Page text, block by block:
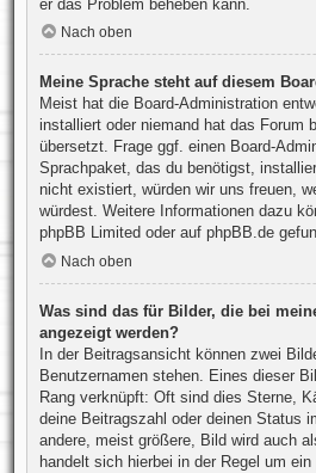
er das Problem beheben kann.
Nach oben
Meine Sprache steht auf diesem
Meist hat die Board-Administration
installiert oder niemand hat das Forum
übersetzt. Frage ggf. einen Board-
Sprachpaket, das du benötigst,
nicht existiert, würden wir uns freuen,
würdest. Weitere Informationen dazu
phpBB Limited oder auf phpBB.de
Nach oben
Was sind das für Bilder, die bei
angezeigt werden?
In der Beitragsansicht können zwei
Benutzernamen stehen. Eines dieser
Rang verknüpft: Oft sind dies Sterne,
deine Beitragszahl oder deinen Status
andere, meist größere, Bild wird auch
handelt sich hierbei in der Regel um